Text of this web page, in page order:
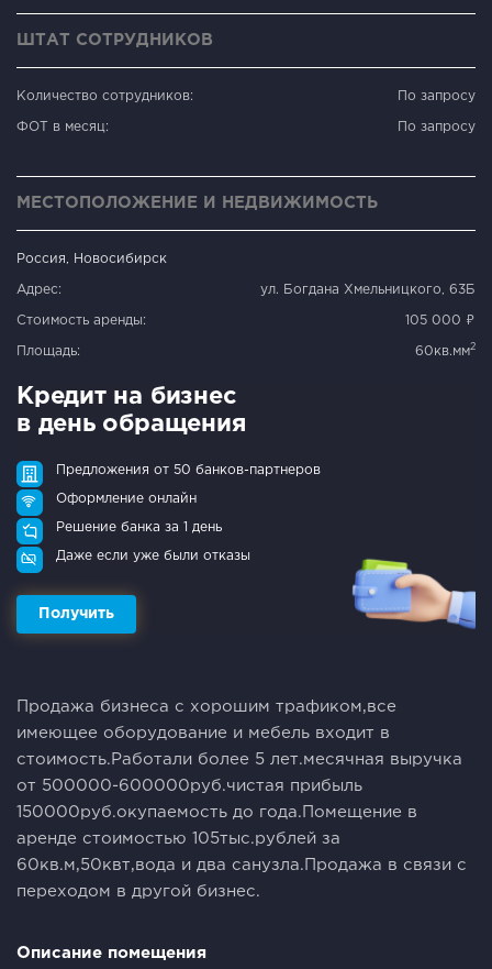
ШТАТ СОТРУДНИКОВ
Количество сотрудников: По запросу
ФОТ в месяц: По запросу
МЕСТОПОЛОЖЕНИЕ И НЕДВИЖИМОСТЬ
Россия, Новосибирск
Адрес: ул. Богдана Хмельницкого, 63Б
Стоимость аренды: 105 000 ₽
Площадь: 60кв.мм2
Кредит на бизнес
в день обращения
Предложения от 50 банков-партнеров
Оформление онлайн
Решение банка за 1 день
Даже если уже были отказы
Получить
Продажа бизнеса с хорошим трафиком,все
имеющее оборудование и мебель входит в
стоимость.Работали более 5 лет.месячная выручка
от 500000-600000руб.чистая прибыль
150000руб.окупаемость до года.Помещение в
аренде стоимостью 105тыс.рублей за
60кв.м,50квт,вода и два санузла.Продажа в связи с
переходом в другой бизнес.
Описание помещения